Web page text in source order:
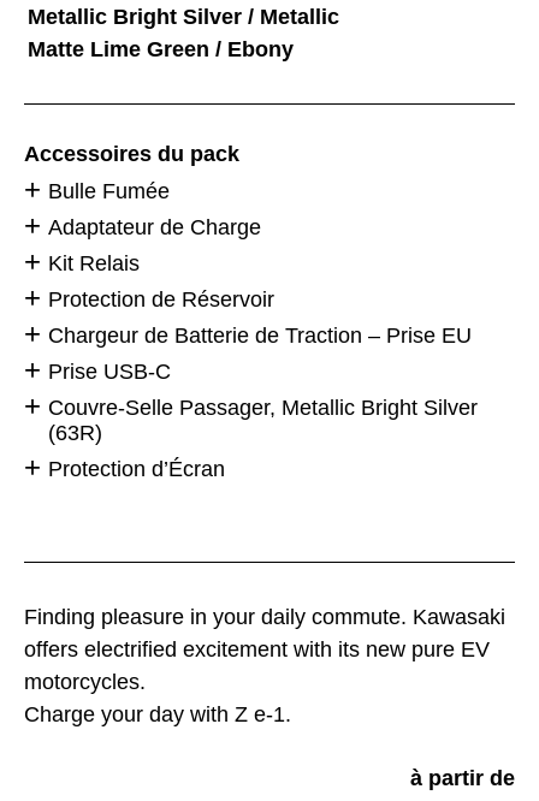
Finding pleasure in your daily commute. Kawasaki
offers electrified excitement with its new pure EV
motorcycles.
Charge your day with Z e-1.
à partir de
Metallic Bright Silver / Metallic
Matte Lime Green / Ebony
Accessoires du pack
Bulle Fumée
Adaptateur de Charge
Kit Relais
Protection de Réservoir
Chargeur de Batterie de Traction – Prise EU
Prise USB-C
Couvre-Selle Passager, Metallic Bright Silver
(63R)
Protection d’Écran